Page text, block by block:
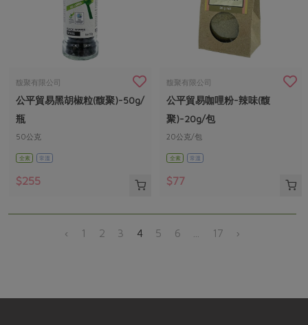
馥聚有限公司
公平貿易黑胡椒粒(馥聚)-50g/
瓶
50公克
全素 常溫
$255
馥聚有限公司
公平貿易咖哩粉-辣味(馥
聚)-20g/包
20公克/包
全素 常溫
$77
‹ 1 2 3 4 5 6 17 ›